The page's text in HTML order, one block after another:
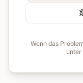
Wenn das
unter